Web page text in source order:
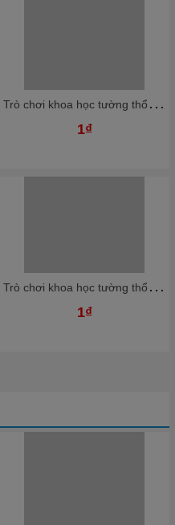
T
rò chơi khoa học tường thổi bóng nhựa Ziczac TTBKB04 Dochoikinhbac Trò chơi hấp dẫn trong nhà bóng
1₫
T
rò chơi khoa học tường thổi bóng nhựa Ziczac TTBKB03 Dochoikinhbac Trò chơi hấp dẫn trong nhà bóng
1₫